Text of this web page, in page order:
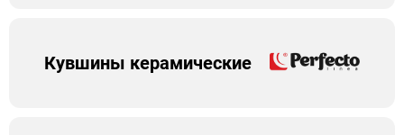
Кувшины керамические